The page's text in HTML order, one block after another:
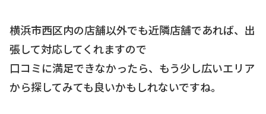
横浜市西区内の店舗以外でも近隣店舗であれば、出
張して対応してくれますので
口コミに満足できなかったら、もう少し広いエリア
から探してみても良いかもしれないですね。